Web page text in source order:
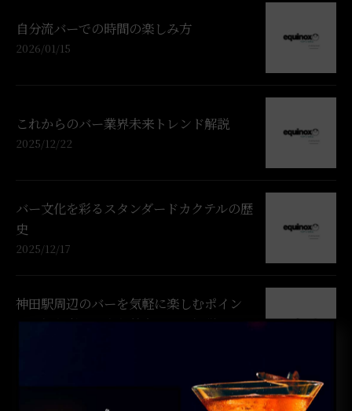
自分流バーでの時間の楽しみ方
2026/01/15
これからのバー業界未来トレンド解説
2025/12/22
バー文化を彩るスタンダードカクテルの歴
史
2025/12/17
神田駅周辺のバーを気軽に楽しむポイン
トと初心者でも安心基本マナー解説